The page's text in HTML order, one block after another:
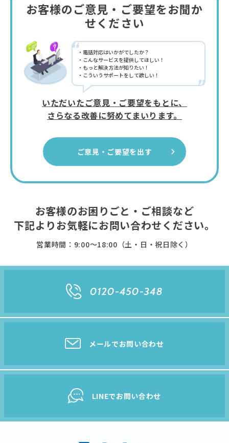
お客様のご意見・ご要望をお聞か
せください
“
”
電話対応はいかがでしたか？
こんなサービスを提供してほしい！
もっと解決方法が知りたい！
こういうサポートをして欲しい！
いただいたご意見・ご要望をもとに、
さらなる改善に努めてまいります。
ご意見・ご要望を出す
お客様のお困りごと・ご相談など
下記よりお気軽にお問い合わせください。
営業時間：9:00〜18:00（土・日・祝日除く）
0120-450-348
メールでお問い合わせ
LINEでお問い合わせ